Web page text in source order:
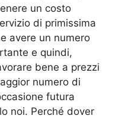
un costo
di primissima
avere un numero
e quindi,
bene a prezzi
numero di
futura
noi. Perché dover